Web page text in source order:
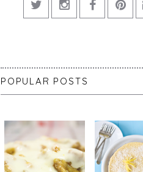
POPULAR POSTS